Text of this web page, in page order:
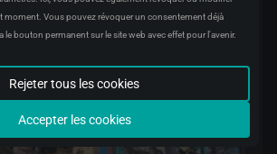
moment. Vous pouvez révoquer un consentement déjà
le bouton permanent sur le site web avec effet pour l'avenir.
sur notre site web. Nous utilisons ces données pour corriger
des données sur le moment où vous effectuez certaines
Rejeter tous les cookies
Accepter les cookies